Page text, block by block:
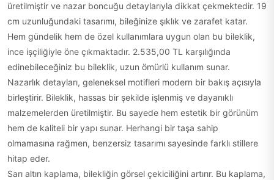
üretilmiştir ve nazar boncuğu detaylarıyla dikkat çekmektedir. 19
cm uzunluğundaki tasarımı, bileğinize şıklık ve zarafet katar.
Hem gündelik hem de özel kullanımlara uygun olan bu bileklik,
ince işçiliğiyle öne çıkmaktadır. 2.535,00 TL karşılığında
edinebileceğiniz bu bileklik, uzun ömürlü kullanım sunar.
Nazarlık detayları, geleneksel motifleri modern bir bakış açısıyla
birleştirir. Bileklik, hassas bir şekilde işlenmiş ve dayanıklı
malzemelerden üretilmiştir. Bu sayede hem estetik bir görünüm
hem de kaliteli bir yapı sunar. Herhangi bir taşa sahip
olmamasına rağmen, benzersiz tasarımı sayesinde farklı stillere
hitap eder.
Sarı altın kaplama, bilekliğin görsel çekiciliğini artırır. Bu kaplama,